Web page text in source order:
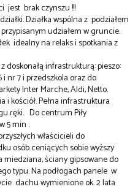
jest brak czynszu !!!
Działka wspólna z podziałem
udziałem w gruncie.
idealny na relaks i spotkania z
doskonałą infrastrukturą: pieszo:
i nr 7 i przedszkola oraz do
Inter Marche, Aldi, Netto.
kościół. Pełna infrastruktura
ręki. Do centrum Piły
5 min .
właścicieli do
osób ceniących sobie wyższy
ściany gipsowane do
typu. Na podłogach panele w
dachu wymienione ok. 2 lata